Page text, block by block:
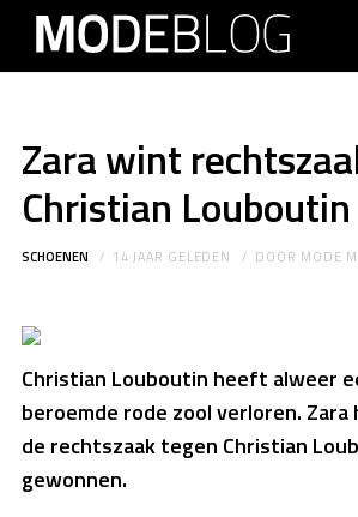
Zara wint
Christian Louboutin
SCHOENEN 14 JAAR GELEDEN DOOR MODE
Christian Louboutin heeft alweer
beroemde rode zool verloren.
de rechtszaak tegen Christian
gewonnen.